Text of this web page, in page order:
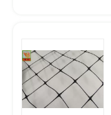
제품
회사 소개